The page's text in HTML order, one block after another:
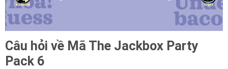
Câu hỏi về Mã The Jackbox Party
Pack 6